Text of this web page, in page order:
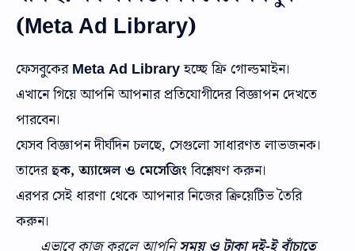
(Meta Ad Library)
ফেসবুকের Meta Ad Libraryহচ্ছে ফ্রি গোল্ডমাইন।
এখানে গিয়ে আপনি আপনার প্রতিযোগীদের বিজ্ঞাপন দেখতে
পারবেন।
যেসব বিজ্ঞাপন দীর্ঘদিন চলছে, সেগুলো সাধারণত লাভজনক।
তাদেরহুক, অ্যাঙ্গেল ও মেসেজিং বিশ্লেষণ করুন।
এরপর সেই ধারণা থেকে আপনার নিজের ক্রিয়েটিভ তৈরি
করুন।
এভাবে কাজ করলে আপনিসময় ও টাকা দুই-ই বাঁচাতে